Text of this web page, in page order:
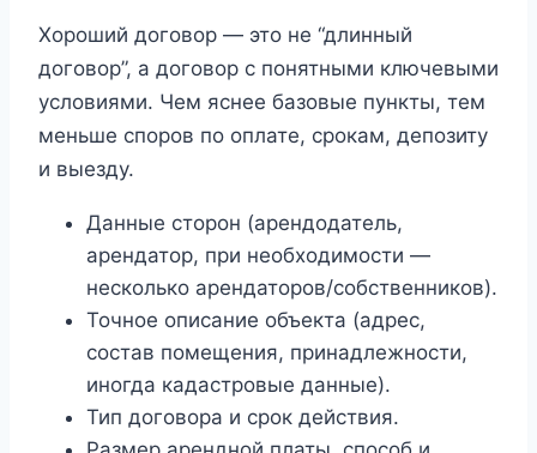
Хороший договор — это не “длинный
договор”, а договор с понятными ключевыми
условиями. Чем яснее базовые пункты, тем
меньше споров по оплате, срокам, депозиту
и выезду.
Данные сторон (арендодатель,
арендатор, при необходимости —
несколько арендаторов/собственников).
Точное описание объекта (адрес,
состав помещения, принадлежности,
иногда кадастровые данные).
Тип договора и срок действия.